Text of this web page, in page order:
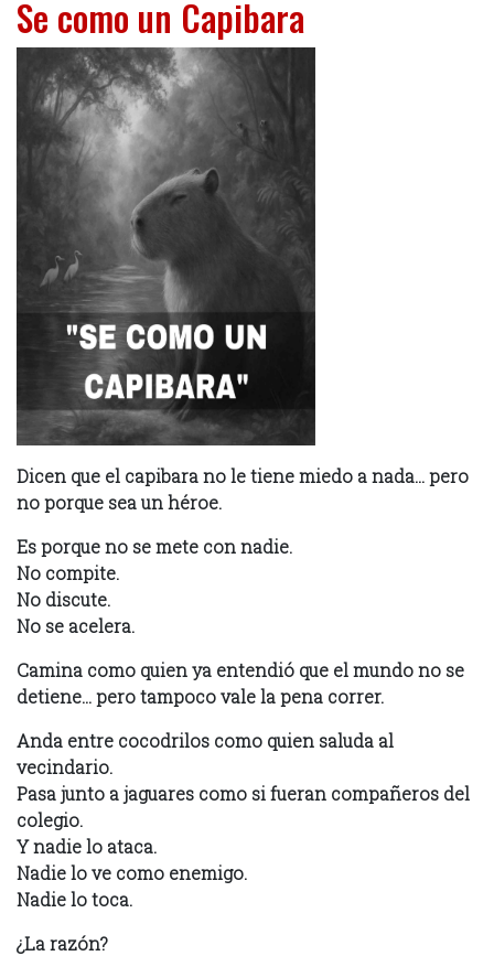
Se como un Capibara
Dicen que el capibara no le tiene miedo a nada… pero
no porque sea un héroe.
Es porque no se mete con nadie.
No compite.
No discute.
No se acelera.
Camina como quien ya entendió que el mundo no se
detiene… pero tampoco vale la pena correr.
Anda entre cocodrilos como quien saluda al
vecindario.
Pasa junto a jaguares como si fueran compañeros del
colegio.
Y nadie lo ataca.
Nadie lo ve como enemigo.
Nadie lo toca.
¿La razón?